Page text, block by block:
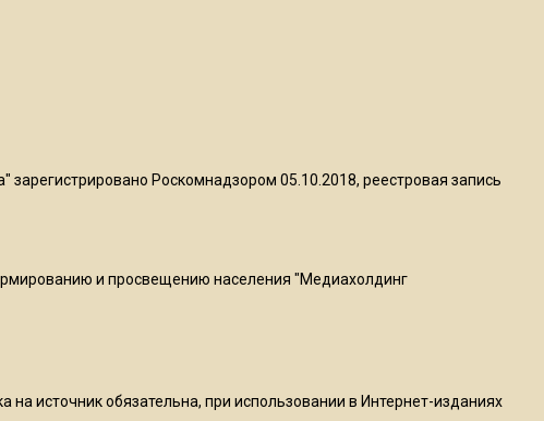
13:50
«Химок»
Роскомнадзором 05.10.2018, реестровая запись
и просвещению населения "Медиахолдинг
источник обязательна, при использовании в Интернет-изданиях